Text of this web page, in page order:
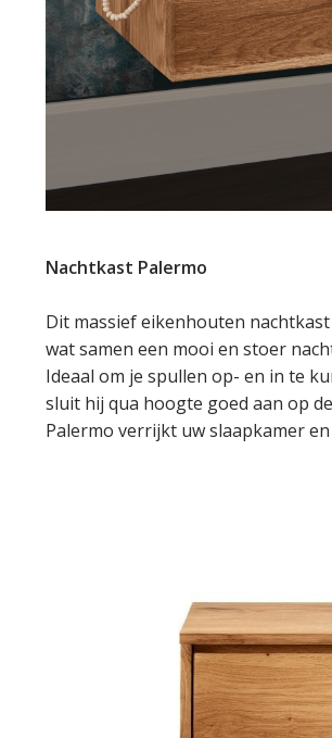
Nachtkast Palermo
Dit massief eikenhouten
wat samen een mooi en stoer
Ideaal om je spullen op- en in te
sluit hij qua hoogte goed aan op
Palermo verrijkt uw slaapkamer